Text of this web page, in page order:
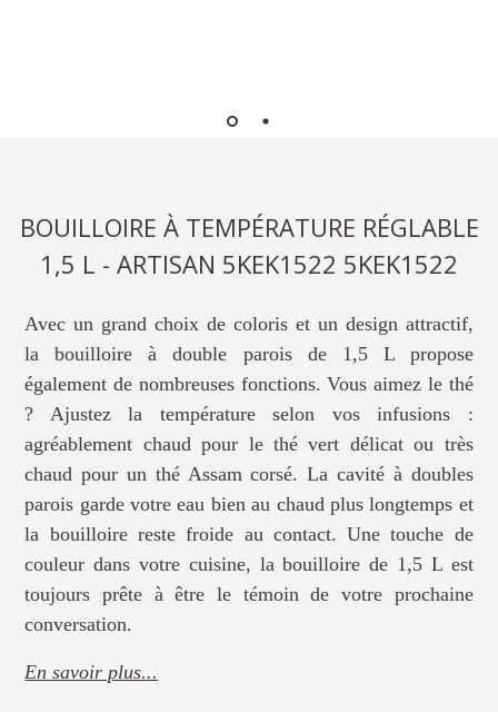
BOUILLOIRE À TEMPÉRATURE RÉGLABLE
1,5 L - ARTISAN 5KEK1522 5KEK1522
Avec un grand choix de coloris et un design attractif,
la bouilloire à double parois de 1,5 L propose
également de nombreuses fonctions. Vous aimez le thé
? Ajustez la température selon vos infusions :
agréablement chaud pour le thé vert délicat ou très
chaud pour un thé Assam corsé. La cavité à doubles
parois garde votre eau bien au chaud plus longtemps et
la bouilloire reste froide au contact. Une touche de
couleur dans votre cuisine, la bouilloire de 1,5 L est
toujours prête à être le témoin de votre prochaine
conversation.
En savoir plus...